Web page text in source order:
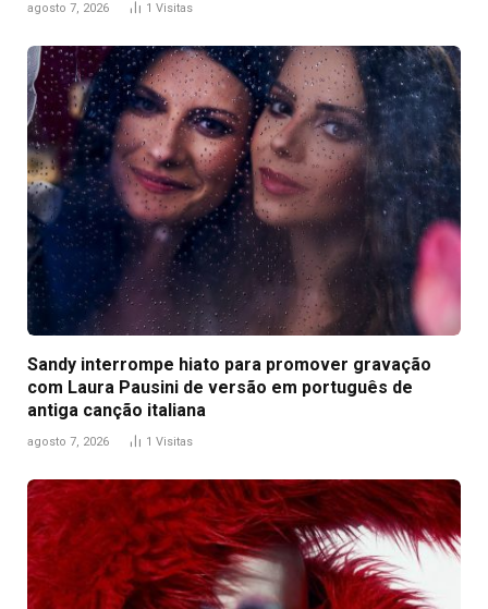
agosto 7, 2026 1 Visitas
Sandy interrompe hiato para promover gravação
com Laura Pausini de versão em português de
antiga canção italiana
agosto 7, 2026 1 Visitas